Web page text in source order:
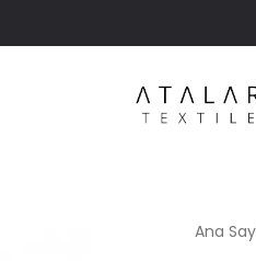
Ana